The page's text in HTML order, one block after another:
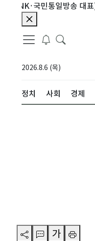
민통일방송 대표) 부친상
2026.8.6 (목)
정치 사회 경제
가